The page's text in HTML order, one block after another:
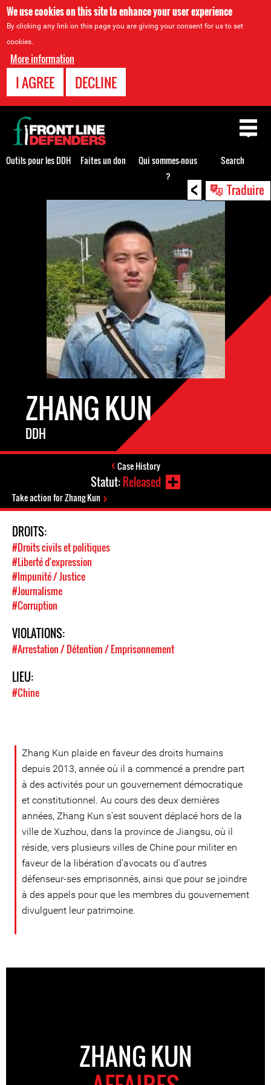
We use cookies on this site to enhance your user experience
By clicking any link on this page you are giving your consent for us to set
cookies.
More information
I AGREE DECLINE
< Traduire
ZHANG KUN
DDH
Case History
Statut:Released
Take action for Zhang Kun
DROITS:
#Droits civils et politiques
#Liberté d'expression
#Impunité / Justice
#Journalisme
#Corruption
VIOLATIONS:
#Arrestation / Détention / Emprisonnement
LIEU:
#Chine
Zhang Kun plaide en faveur des droits humains
depuis 2013, année où il a commencé a prendre part
à des activités pour un gouvernement démocratique
et constitutionnel. Au cours des deux dernières
années, Zhang Kun s'est souvent déplacé hors de la
ville de Xuzhou, dans la province de Jiangsu, où il
réside, vers plusieurs villes de Chine pour militer en
faveur de la libération d'avocats ou d'autres
défenseur-ses emprisonnés, ainsi que pour se joindre
à des appels pour que les membres du gouvernement
divulguent leur patrimoine.
ZHANG KUN
Back
to
top
Outils pour les DDH Faites un don
Qui sommes-nous
?
Search